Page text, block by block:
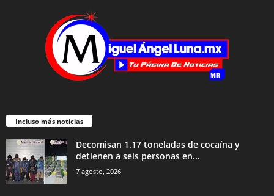
Incluso más noticias
Decomisan 1.17 toneladas de cocaína y
detienen a seis personas en...
7 agosto, 2026